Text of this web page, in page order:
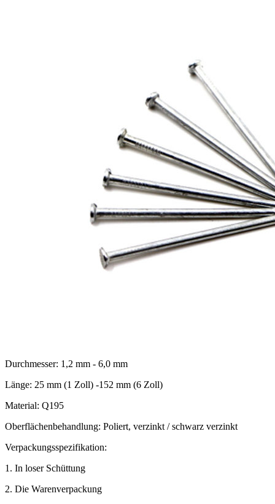
Durchmesser: 1,2 mm - 6,0 mm
Länge: 25 mm (1 Zoll) -152 mm (6 Zoll)
Material: Q195
Oberflächenbehandlung: Poliert, verzinkt / schwarz verzinkt
Verpackungsspezifikation:
1. In loser Schüttung
2. Die Warenverpackung